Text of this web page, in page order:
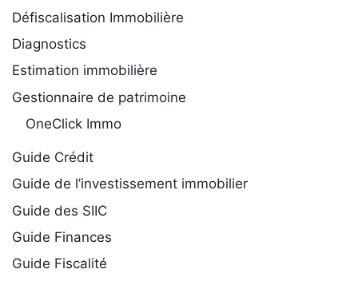
Défiscalisation Immobilière
Diagnostics
Estimation immobilière
Gestionnaire de patrimoine
OneClick Immo
Guide Crédit
Guide de l’investissement immobilier
Guide des SIIC
Guide Finances
Guide Fiscalité